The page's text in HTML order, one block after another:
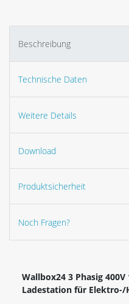
Beschreibung
Technische Daten
Weitere Details
Download
Produktsicherheit
Noch Fragen?
Wallbox24 3 Phasig
Ladestation für